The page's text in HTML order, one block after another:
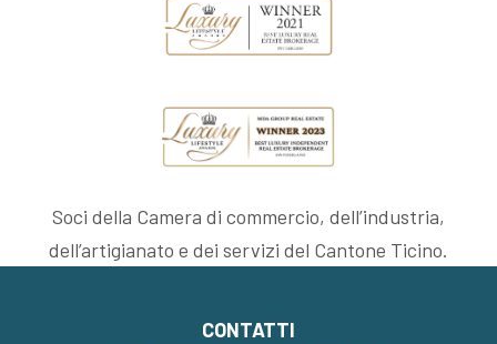
Soci della Camera di commercio, dell’industria,
dell’artigianato e dei servizi del Cantone Ticino.
CONTATTI